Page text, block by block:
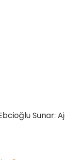
Sunar: